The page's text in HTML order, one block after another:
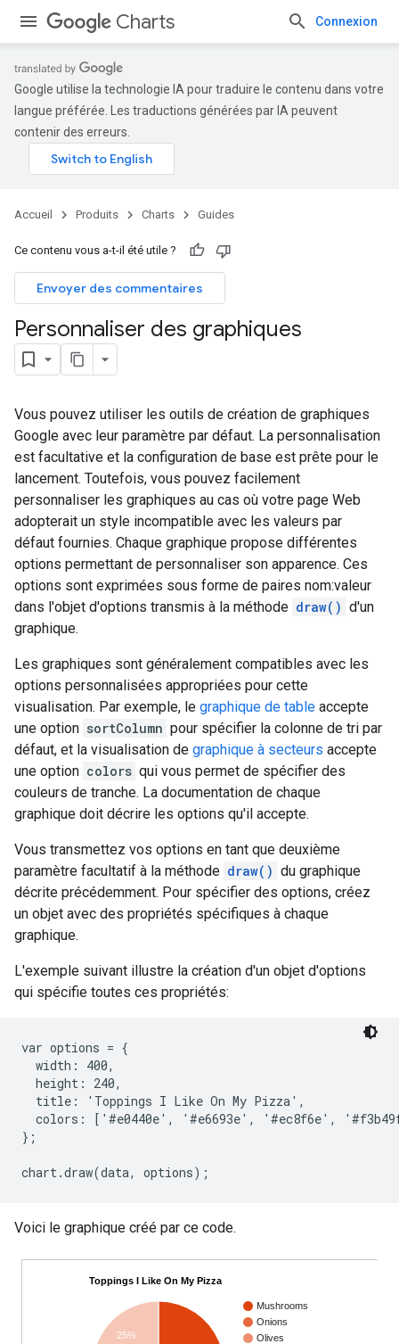
Charts Connexion
Google utilise la technologie IA pour traduire le contenu dans votre
langue préférée. Les traductions générées par IA peuvent
contenir des erreurs.
Accueil Produits Charts Guides
Ce contenu vous a-t-il été utile ?
Envoyer des commentaires
Personnaliser des graphiques
Vous pouvez utiliser les outils de création de graphiques
Google avec leur paramètre par défaut. La personnalisation
est facultative et la configuration de base est prête pour le
lancement. Toutefois, vous pouvez facilement
personnaliser les graphiques au cas où votre page Web
adopterait un style incompatible avec les valeurs par
défaut fournies. Chaque graphique propose différentes
options permettant de personnaliser son apparence. Ces
options sont exprimées sous forme de paires nom:valeur
dans l'objet d'options transmis à la méthode draw() d'un
graphique.
Les graphiques sont généralement compatibles avec les
options personnalisées appropriées pour cette
visualisation. Par exemple, le graphique de table accepte
une option sortColumn pour spécifier la colonne de tri par
défaut, et la visualisation de graphique à secteurs accepte
une option colors qui vous permet de spécifier des
couleurs de tranche. La documentation de chaque
graphique doit décrire les options qu'il accepte.
Vous transmettez vos options en tant que deuxième
paramètre facultatif à la méthode draw() du graphique
décrite précédemment. Pour spécifier des options, créez
un objet avec des propriétés spécifiques à chaque
graphique.
L'exemple suivant illustre la création d'un objet d'options
qui spécifie toutes ces propriétés:
var options = {
  width: 400,
  height: 240,
  title: 'Toppings I Like On My Pizza',
colors: ['#e0440e', '#e6693e', '#ec8f6e',
};
Voici le graphique créé par ce code.